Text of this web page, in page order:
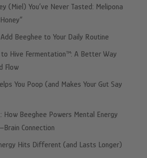
(Miel) You’ve Never Tasted: Melipona
Beeghee to Your Daily Routine
to Hive Fermentation™: A Better Way
Flow
You Poop (and Makes Your Gut Say
How Beeghee Powers Mental Energy
Connection
Hits Different (and Lasts Longer)